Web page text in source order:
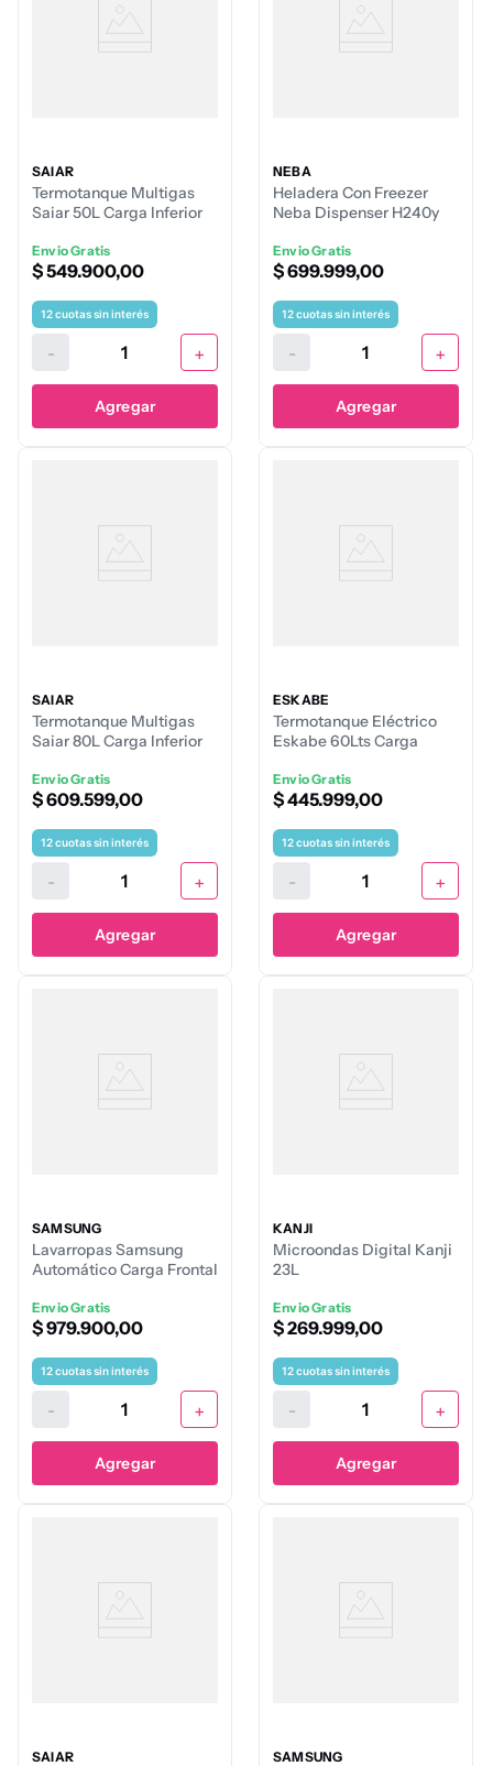
SAIAR
Termotanque Multigas
Saiar 50L Carga Inferior
Envio Gratis
$549.900,00
12cuotas sin interés
- +
Agregar
NEBA
Heladera Con Freezer
Neba Dispenser H240y
Envio Gratis
$699.999,00
12cuotas sin interés
- +
Agregar
SAIAR
Termotanque Multigas
Saiar 80L Carga Inferior
Envio Gratis
$609.599,00
12cuotas sin interés
- +
Agregar
ESKABE
Termotanque Eléctrico
Eskabe 60Lts Carga
Envio Gratis
$445.999,00
12cuotas sin interés
- +
Agregar
SAMSUNG
Lavarropas Samsung
Automático Carga Frontal
Envio Gratis
$979.900,00
12cuotas sin interés
- +
Agregar
KANJI
Microondas Digital Kanji
23L
Envio Gratis
$269.999,00
12cuotas sin interés
- +
Agregar
SAIAR SAMSUNG